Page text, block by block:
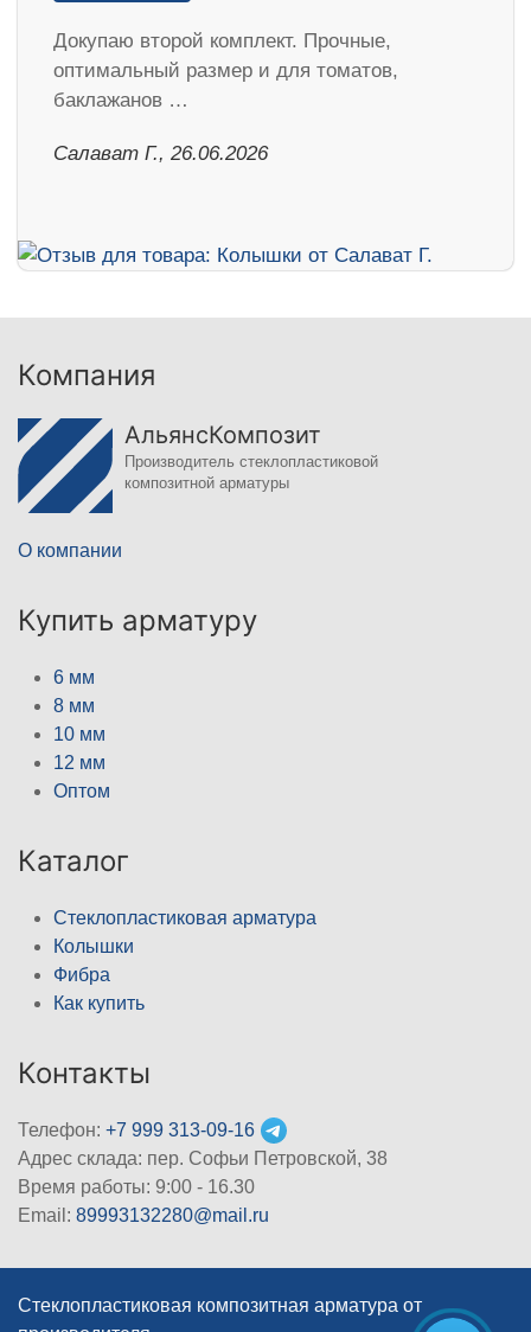
Докупаю второй комплект. Прочные,
оптимальный размер и для томатов,
баклажанов …
Салават Г., 26.06.2026
Компания
АльянсКомпозит
Производитель стеклопластиковой
композитной арматуры
О компании
Купить арматуру
6 мм
8 мм
10 мм
12 мм
Оптом
Каталог
Стеклопластиковая арматура
Колышки
Фибра
Как купить
Контакты
Телефон: +7 999 313-09-16
Адрес склада: пер. Софьи Петровской, 38
Время работы: 9:00 - 16.30
Email: 89993132280@mail.ru
Стеклопластиковая композитная арматура от